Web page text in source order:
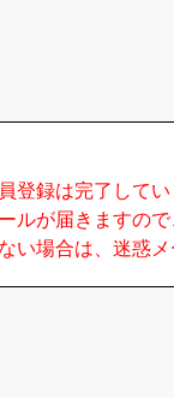
登録は完了してい
ルが届きますの
い場合は、迷惑